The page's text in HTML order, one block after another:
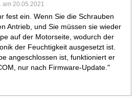
am 20.05.2021
fest ein. Wenn Sie die Schrauben
Antrieb, und Sie müssen sie wieder
auf der Motorseite, wodurch der
der Feuchtigkeit ausgesetzt ist.
angeschlossen ist, funktioniert er
nur nach Firmware-Update."